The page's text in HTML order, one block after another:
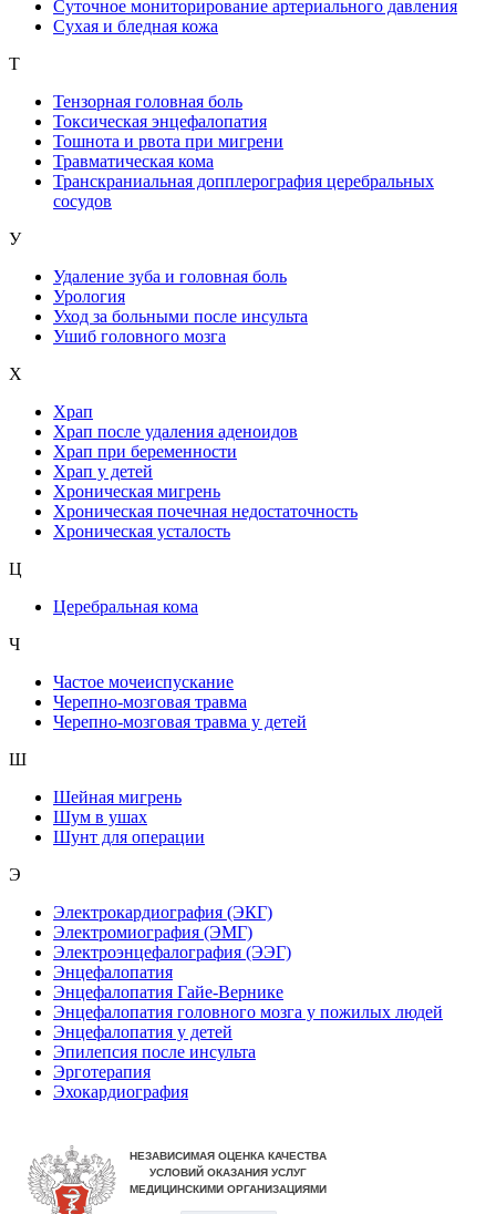
Суточное мониторирование артериального давления
Сухая и бледная кожа
Т
Тензорная головная боль
Токсическая энцефалопатия
Тошнота и рвота при мигрени
Травматическая кома
Транскраниальная допплерография церебральных
сосудов
У
Удаление зуба и головная боль
Урология
Уход за больными после инсульта
Ушиб головного мозга
Х
Храп
Храп после удаления аденоидов
Храп при беременности
Храп у детей
Хроническая мигрень
Хроническая почечная недостаточность
Хроническая усталость
Ц
Церебральная кома
Ч
Частое мочеиспускание
Черепно-мозговая травма
Черепно-мозговая травма у детей
Ш
Шейная мигрень
Шум в ушах
Шунт для операции
Э
Электрокардиография (ЭКГ)
Электромиография (ЭМГ)
Электроэнцефалография (ЭЭГ)
Энцефалопатия
Энцефалопатия Гайе-Вернике
Энцефалопатия головного мозга у пожилых людей
Энцефалопатия у детей
Эпилепсия после инсульта
Эрготерапия
Эхокардиография